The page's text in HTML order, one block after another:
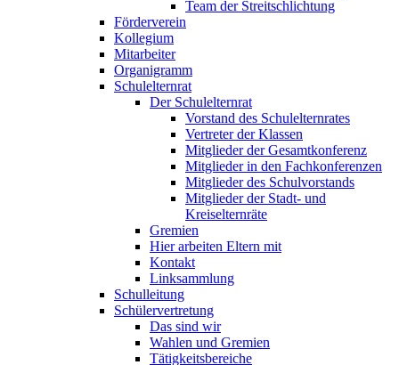
Team der Streitschlichtung
Förderverein
Kollegium
Mitarbeiter
Organigramm
Schulelternrat
Der Schulelternrat
Vorstand des Schulelternrates
Vertreter der Klassen
Mitglieder der Gesamtkonferenz
Mitglieder in den Fachkonferenzen
Mitglieder des Schulvorstands
Mitglieder der Stadt- und
Kreiselternräte
Gremien
Hier arbeiten Eltern mit
Kontakt
Linksammlung
Schulleitung
Schülervertretung
Das sind wir
Wahlen und Gremien
Tätigkeitsbereiche